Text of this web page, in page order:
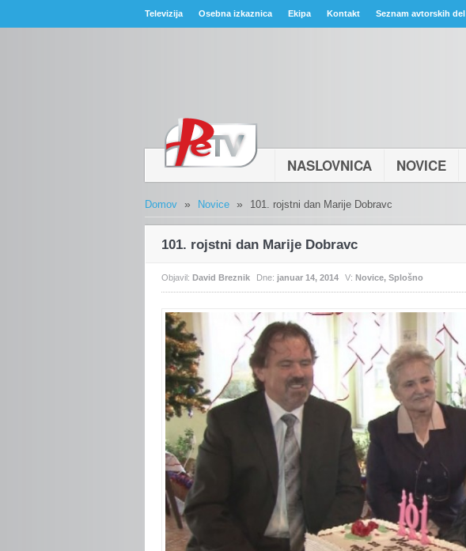
Televizija Osebna izkaznica Ekipa Kontakt Seznam avtorskih del
NASLOVNICA NOVICE
Domov » Novice » 101. rojstni dan Marije Dobravc
101. rojstni dan Marije Dobravc
Objavil: David Breznik Dne: januar 14, 2014 V: Novice, Splošno